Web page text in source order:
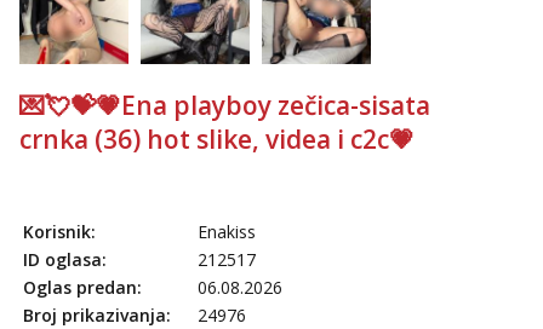
tel:0,93€ - mob:1,12€ min
Anđela
Tel: 064/677-677- Kod: #142
tel:0,93€ - mob:1,12€ min
💌💘💝💗Ena playboy zečica-sisata
crnka (36) hot slike, videa i c2c💗
Korisnik:
Enakiss
ID oglasa:
212517
Oglas predan:
06.08.2026
Broj prikazivanja:
24976